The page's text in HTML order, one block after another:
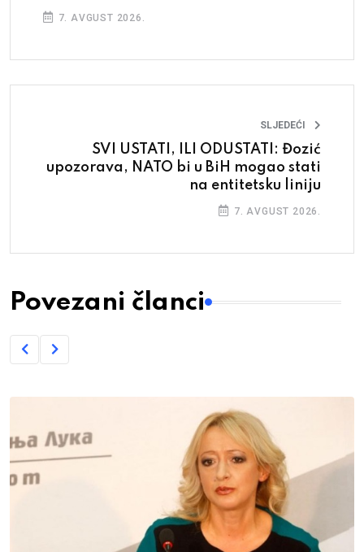
7. AVGUST 2026.
SLJEDEĆI
SVI USTATI, ILI ODUSTATI: Đozić
upozorava, NATO bi u BiH mogao stati
na entitetsku liniju
7. AVGUST 2026.
Povezani članci